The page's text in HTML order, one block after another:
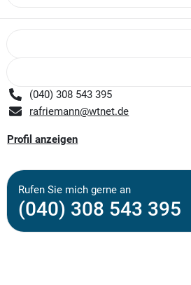
(040) 308 543 395
rafriemann@wtnet.de
Profil anzeigen
Rufen Sie mich gerne an
(040) 308 543 395